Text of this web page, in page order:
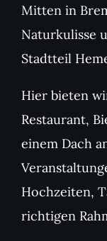
Mitten in
Naturkulisse
Stadtteil
Hier bieten
Restaurant,
einem Dach
Hochzeiten,
richtigen